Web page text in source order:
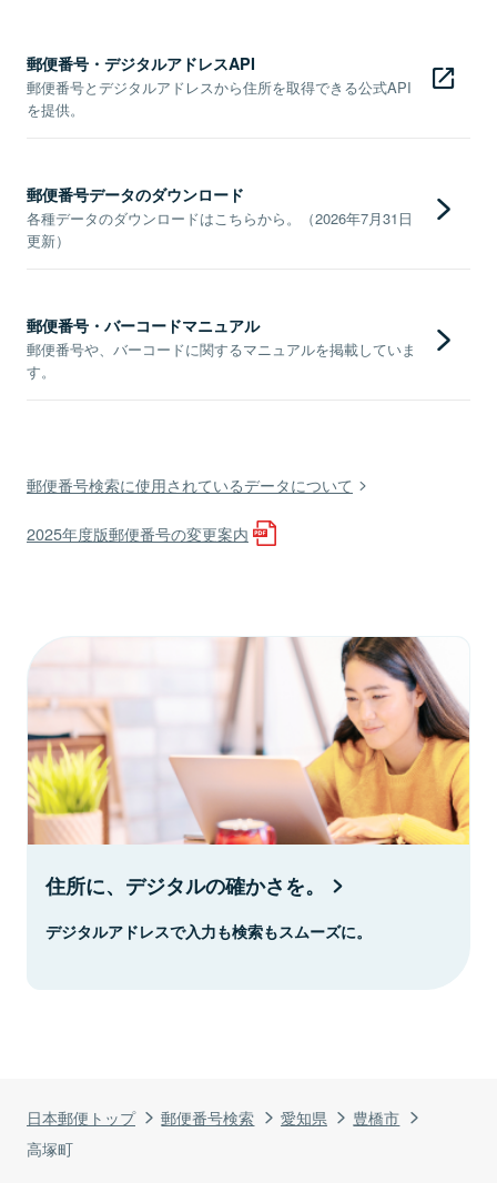
日本郵便トップ 郵便番号検索 愛知県
豊橋市
高塚町
郵便番号・デジタルアドレスAPI
郵便番号とデジタルアドレスから住所を取得できる公式API
を提供。
郵便番号データのダウンロード
各種データのダウンロードはこちらから。（2026年7月31日
更新）
郵便番号・バーコードマニュアル
郵便番号や、バーコードに関するマニュアルを掲載していま
す。
郵便番号検索に使用されているデータについて
2025年度版郵便番号の変更案内
住所に、デジタルの確かさを。
デジタルアドレスで入力も検索もスムーズに。